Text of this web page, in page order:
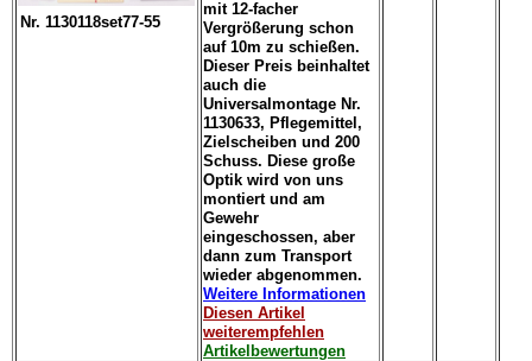
Nr. 1130118set77-55
mit 12-facher
Vergrößerung schon
auf 10m zu schießen.
Dieser Preis beinhaltet
auch die
Universalmontage Nr.
1130633, Pflegemittel,
Zielscheiben und 200
Schuss. Diese große
Optik wird von uns
montiert und am
Gewehr
eingeschossen, aber
dann zum Transport
wieder abgenommen.
Weitere Informationen
Diesen Artikel
weiterempfehlen
Artikelbewertungen